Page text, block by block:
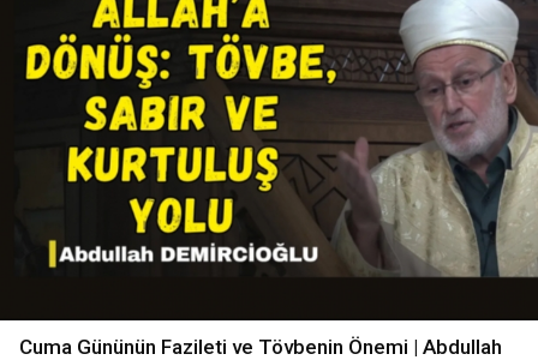
Cuma Gününün Fazileti ve Tövbenin Önemi | Abdullah